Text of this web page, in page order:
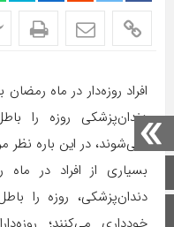
صفحه اصلی
افراد روزه‌دار در ماه
دندان‌پزشکی روزه را
نمی‌شوند، در این باره نظر
بسیاری از افراد در ماه
دندان‌‌پزشکی، روزه را